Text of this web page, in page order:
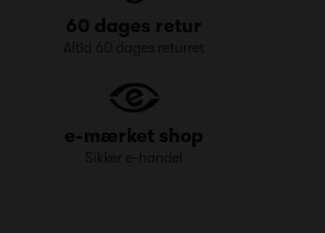
60 dages retur
Altid 60 dages returret
e-mærket shop
Sikker e-handel